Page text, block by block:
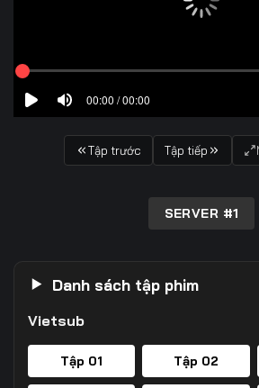
00:00 / 00:00
Tập trước Tập tiếp
SERVER #1
Danh sách tập phim
Vietsub
Tập 01 Tập 02